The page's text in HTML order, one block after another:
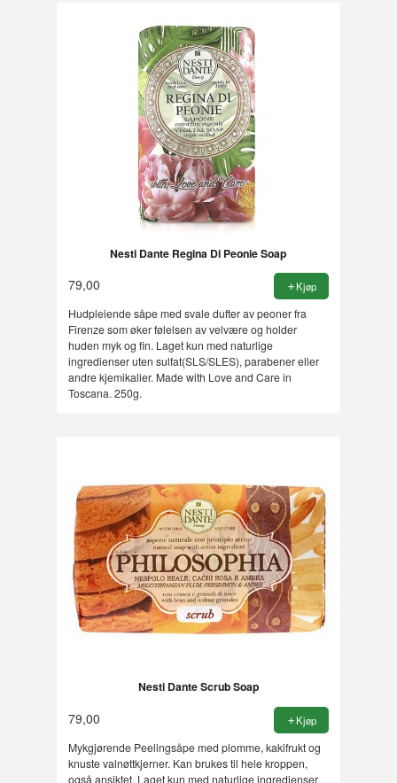
Nesti Dante Regina Di Peonie Soap
79,00 Kjøp
Hudpleiende såpe med svale dufter av peoner fra
Firenze som øker følelsen av velvære og holder
huden myk og fin. Laget kun med naturlige
ingredienser uten sulfat(SLS/SLES), parabener eller
andre kjemikalier. Made with Love and Care in
Toscana. 250g.
Nesti Dante Scrub Soap
79,00 Kjøp
Mykgjørende Peelingsåpe med plomme, kakifrukt og
knuste valnøttkjerner. Kan brukes til hele kroppen,
også ansiktet. Laget kun med naturlige ingredienser